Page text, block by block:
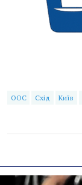
ООС Схід Київ